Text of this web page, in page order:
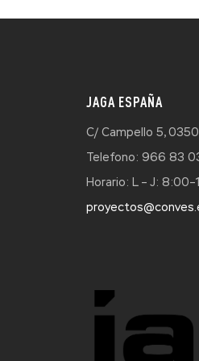
JAGA ESPAÑA
C/ Campello 5,
Telefono: 966 83
Horario: L – J: